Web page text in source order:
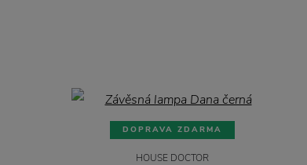
DOPRAVA ZDARMA
HOUSE DOCTOR